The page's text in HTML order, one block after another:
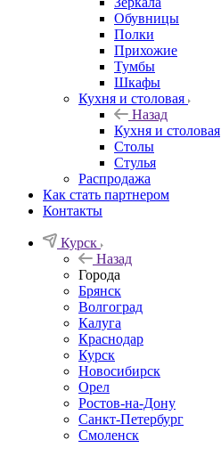
Обувницы
Полки
Прихожие
Тумбы
Шкафы
Кухня и столовая
Назад
Кухня и столовая
Столы
Стулья
Распродажа
Как стать партнером
Контакты
Курск
Назад
Города
Брянск
Волгоград
Калуга
Краснодар
Курск
Новосибирск
Орел
Ростов-на-Дону
Санкт-Петербург
Смоленск